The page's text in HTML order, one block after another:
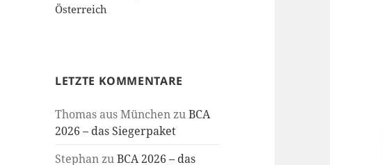
Österreich
LETZTE KOMMENTARE
Thomas aus MünchenzuBCA
2026 – das Siegerpaket
StephanzuBCA 2026 – das